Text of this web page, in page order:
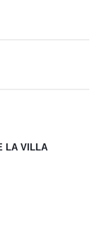
LA VILLA